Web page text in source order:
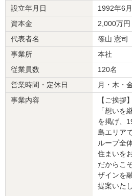
設立年月日
1992年6
資本金
2,000万円
代表者名
篠山 憲司
事業所
本社
従業員数
120名
営業時間・定休日
月・木・
事業内容
【ご挨拶】
「想いを
を掲げ、
島エリア
ループ全
住まいを
だからこ
ザインを
提案いた